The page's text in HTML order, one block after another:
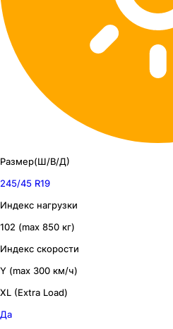
Размер(Ш/В/Д)
245/45 R19
Индекс нагрузки
102 (max 850 кг)
Индекс скорости
Y (max 300 км/ч)
XL (Extra Load)
Да